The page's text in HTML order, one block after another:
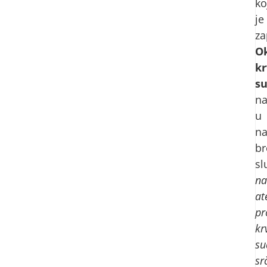
je
u
na